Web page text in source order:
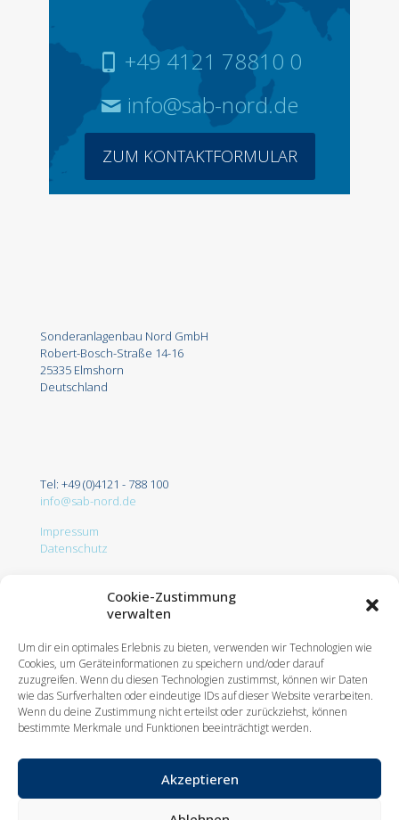
Cookie-Zustimmung
verwalten
Um dir ein optimales Erlebnis zu bieten, verwenden wir Technologien wie
Cookies, um Geräteinformationen zu speichern und/oder darauf
zuzugreifen. Wenn du diesen Technologien zustimmst, können wir Daten
wie das Surfverhalten oder eindeutige IDs auf dieser Website verarbeiten.
Wenn du deine Zustimmung nicht erteilst oder zurückziehst, können
bestimmte Merkmale und Funktionen beeinträchtigt werden.
Akzeptieren
+49 4121 78810 0
info@sab-nord.de
ZUM KONTAKTFORMULAR
Sonderanlagenbau Nord GmbH
Robert-Bosch-Straße 14-16
25335 Elmshorn
Deutschland
Tel: +49 (0)4121 - 788 100
info@sab-nord.de
Impressum
Datenschutz
© 2025 Sonderanlagenbau Nord GmbH. All Rights Reserved.
Design byKW
Doffer-Systeme
Manipulator für Düsenpakete
Lager- / Transportsystem für Spulen
Automatische Spulen-Abernte-Anlage